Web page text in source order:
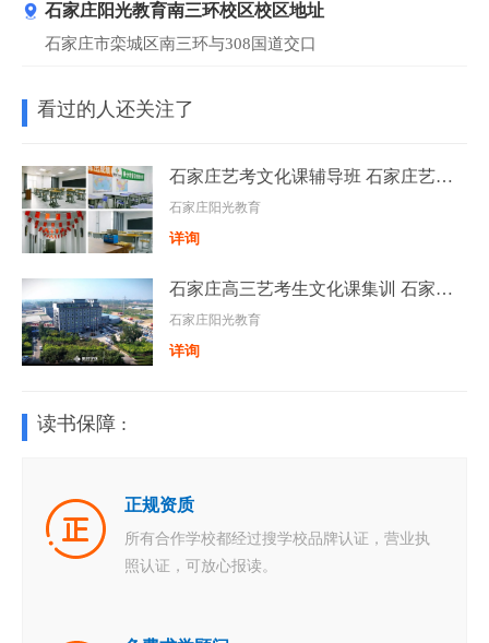
石家庄阳光教育南三环校区校区地址
石家庄市栾城区南三环与308国道交口
看过的人还关注了
石家庄艺考文化课辅导班 石家庄艺术生文化课集训班
石家庄阳光教育
详询
石家庄高三艺考生文化课集训 石家庄艺术生高考文化课辅导
石家庄阳光教育
详询
读书保障 :
正规资质
所有合作学校都经过搜学校品牌认证，营业执
照认证，可放心报读。